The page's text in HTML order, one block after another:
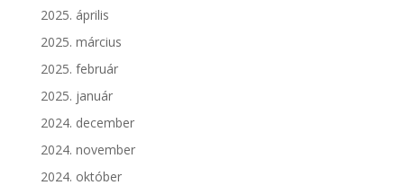
2025. április
2025. március
2025. február
2025. január
2024. december
2024. november
2024. október